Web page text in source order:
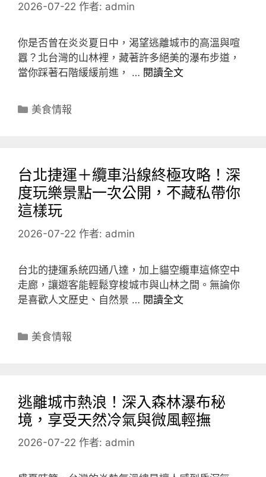
2026-07-22 作者: admin
你是否曾在炎炎夏日中，渴望逃離城市的高溫與喧
囂？北台灣的山林裡，藏著許多絕美的瀑布步道，
當你踩著石階緩緩前進， … 閱讀全文
分
美食情報
台北捷運＋纜車沿線終極攻略！深
度玩樂景點一次公開，不藏私帶你
這樣玩
2026-07-22 作者: admin
台北的捷運系統四通八達，加上貓空纜車這條空中
走廊，讓遊客能輕鬆穿梭城市與山林之間。無論你
是喜歡人文歷史、自然景 … 閱讀全文
分
美食情報
逃離城市熱浪！深入森林瀑布秘
境，享受天然冷氣與微風輕撫
2026-07-22 作者: admin